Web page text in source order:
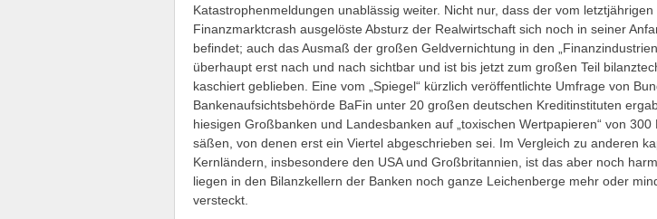
Katastrophenmeldungen unablässig weiter. Nicht nur, dass der vom letztjährigen
Finanzmarktcrash ausgelöste Absturz der Realwirtschaft sich noch in seiner
befindet; auch das Ausmaß der großen Geldvernichtung in den
überhaupt erst nach und nach sichtbar und ist bis jetzt zum großen Teil
kaschiert geblieben. Eine vom „Spiegel“ kürzlich veröffentlichte Umfrage von
Bankenaufsichtsbehörde BaFin unter 20 großen deutschen Kreditinstituten
hiesigen Großbanken und Landesbanken auf „toxischen Wertpapieren“ von 300
säßen, von denen erst ein Viertel abgeschrieben sei. Im Vergleich zu anderen
Kernländern, insbesondere den USA und Großbritannien, ist das aber noch
liegen in den Bilanzkellern der Banken noch ganze Leichenberge mehr oder
versteckt.